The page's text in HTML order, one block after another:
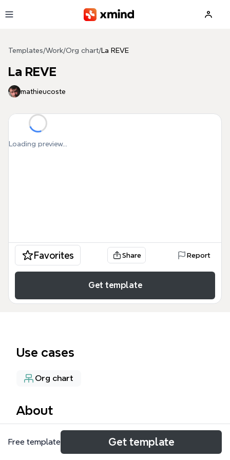
Templates/Work/Org chart/La REVE
La REVE
mathieucoste
Loading preview...
Favorites Share Report
Get template
Use cases
Org chart
About
La REVE est un écosystème collaboratif structuré
autour de quatre espaces clés : Espace d'animation,
Free template Get template